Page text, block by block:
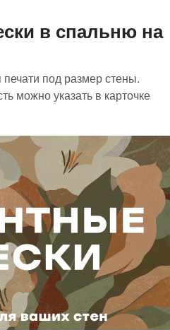
в спальню на
под размер стены.
можно указать в карточке